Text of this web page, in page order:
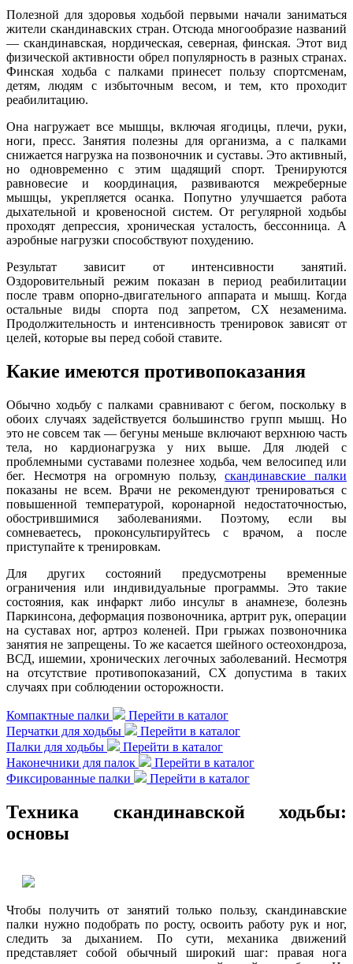
Полезной для здоровья ходьбой первыми начали заниматься
жители скандинавских стран. Отсюда многообразие названий
— скандинавская, нордическая, северная, финская. Этот вид
физической активности обрел популярность в разных странах.
Финская ходьба с палками принесет пользу спортсменам,
детям, людям с избыточным весом, и тем, кто проходит
реабилитацию.
Она нагружает все мышцы, включая ягодицы, плечи, руки,
ноги, пресс. Занятия полезны для организма, а с палками
снижается нагрузка на позвоночник и суставы. Это активный,
но одновременно с этим щадящий спорт. Тренируются
равновесие и координация, развиваются межреберные
мышцы, укрепляется осанка. Попутно улучшается работа
дыхательной и кровеносной систем. От регулярной ходьбы
проходят депрессия, хроническая усталость, бессонница. А
аэробные нагрузки способствуют похудению.
Результат зависит от интенсивности занятий.
Оздоровительный режим показан в период реабилитации
после травм опорно-двигательного аппарата и мышц. Когда
остальные виды спорта под запретом, СХ незаменима.
Продолжительность и интенсивность тренировок зависят от
целей, которые вы перед собой ставите.
Какие имеются противопоказания
Обычно ходьбу с палками сравнивают с бегом, поскольку в
обоих случаях задействуется большинство групп мышц. Но
это не совсем так — бегуны меньше включают верхнюю часть
тела, но кардионагрузка у них выше. Для людей с
проблемными суставами полезнее ходьба, чем велосипед или
бег. Несмотря на огромную пользу,скандинавские палки
показаны не всем. Врачи не рекомендуют тренироваться с
повышенной температурой, коронарной недостаточностью,
обострившимися заболеваниями. Поэтому, если вы
сомневаетесь, проконсультируйтесь с врачом, а после
приступайте к тренировкам.
Для других состояний предусмотрены временные
ограничения или индивидуальные программы. Это такие
состояния, как инфаркт либо инсульт в анамнезе, болезнь
Паркинсона, деформация позвоночника, артрит рук, операции
на суставах ног, артроз коленей. При грыжах позвоночника
занятия не запрещены. То же касается шейного остеохондроза,
ВСД, ишемии, хронических легочных заболеваний. Несмотря
на отсутствие противопоказаний, СХ допустима в таких
случаях при соблюдении осторожности.
Компактные палки
Перейти в каталог
Перчатки для ходьбы
Перейти в каталог
Палки для ходьбы
Перейти в каталог
Наконечники для палок
Перейти в каталог
Фиксированные палки
Перейти в каталог
Техника скандинавской ходьбы:
основы
Чтобы получить от занятий только пользу, скандинавские
палки нужно подобрать по росту, освоить работу рук и ног,
следить за дыханием. По сути, механика движений
представляет собой обычный широкий шаг: правая нога